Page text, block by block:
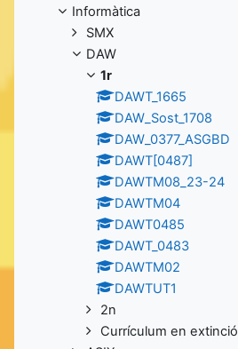
Informàtica
SMX
DAW
1r
DAWT_1665
DAW_Sost_1708
DAW_0377_ASGBD
DAWT[0487]
DAWTM08_23-24
DAWTM04
DAWT0485
DAWT_0483
DAWTM02
DAWTUT1
2n
Currículum en extinció